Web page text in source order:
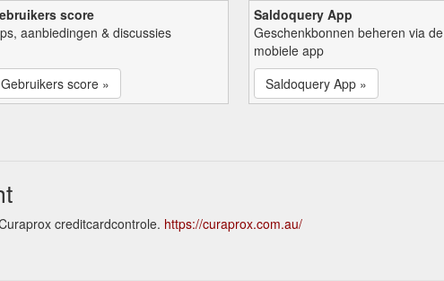
score
aanbiedingen & discussies
Gebruikers score »
Saldoquery App
Geschenkbonnen beheren via de
mobiele app
Saldoquery App »
creditcardcontrole. https://curaprox.com.au/